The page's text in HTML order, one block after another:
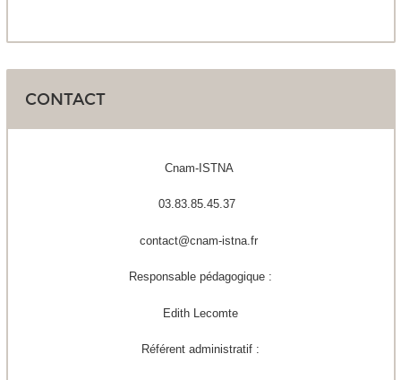
CONTACT
Cnam-ISTNA
03.83.85.45.37
contact@cnam-istna.fr
Responsable pédagogique :
Edith Lecomte
Référent administratif :